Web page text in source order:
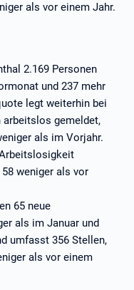
als vor einem Jahr.
2.169 Personen
und 237 mehr
legt weiterhin bei
arbeitslos gemeldet,
als im Vorjahr.
weniger als vor
65 neue
als im Januar und
umfasst 356 Stellen,
als vor einem